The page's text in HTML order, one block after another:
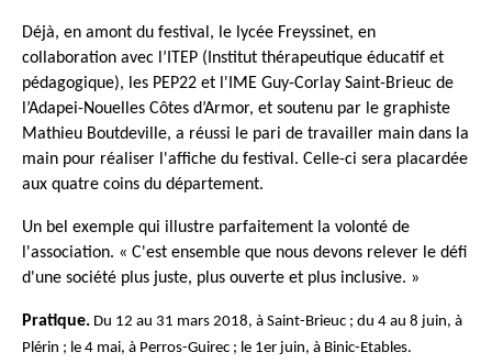
Déjà, en amont du festival, le lycée Freyssinet, en
collaboration avec l’ITEP (Institut thérapeutique éducatif et
pédagogique), les PEP22 et l'IME Guy-Corlay Saint-Brieuc de
l’Adapei-Nouelles Côtes d’Armor, et soutenu par le graphiste
Mathieu Boutdeville, a réussi le pari de travailler main dans la
main pour réaliser l'affiche du festival. Celle-ci sera placardée
aux quatre coins du département.
Un bel exemple qui illustre parfaitement la volonté de
l'association. « C'est ensemble que nous devons relever le défi
d'une société plus juste, plus ouverte et plus inclusive. »
Pratique. Du 12 au 31 mars 2018, à Saint-Brieuc ; du 4 au 8 juin, à
Plérin ; le 4 mai, à Perros-Guirec ; le 1er juin, à Binic-Etables.